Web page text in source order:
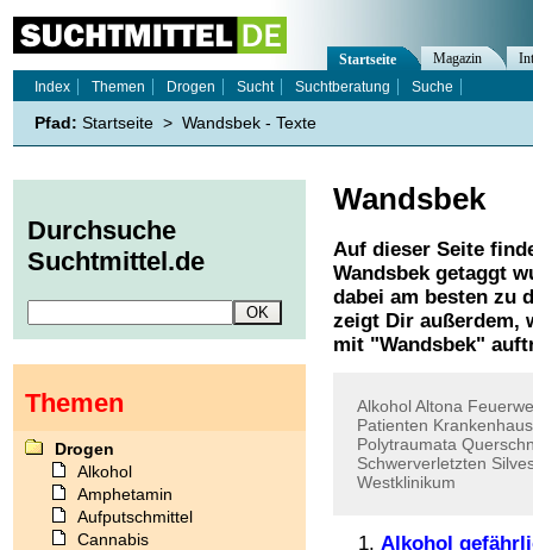
Wandsbek
Auf dieser Seite
Wandsbekgetaggt
dabei am besten zu
zeigt Dir außerdem,
mit "Wandsbek"
AlkoholAltona
Patienten
Polytraumata
Schwerverletzten
Westklinikum
Alkohol
Startseite Magazin
Index
Themen Drogen Sucht Suchtberatung Suche
Pfad: Startseite > Wandsbek - Texte
Durchsuche
Suchtmittel.de
Themen
Drogen
Alkohol
Amphetamin
Aufputschmittel
Cannabis